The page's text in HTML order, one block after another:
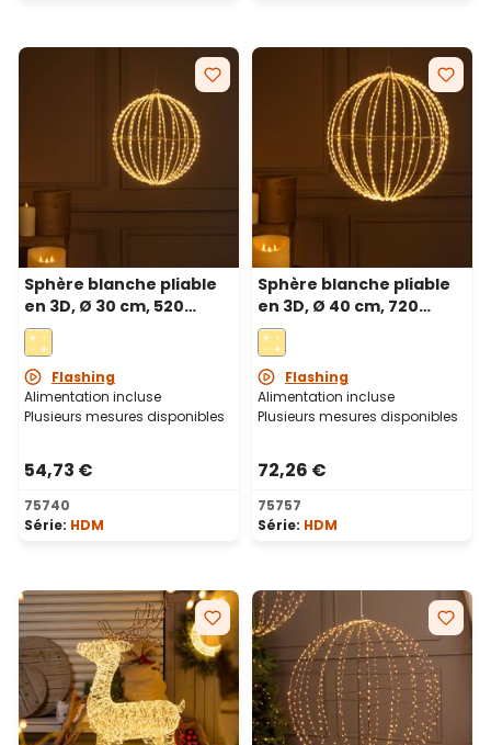
Sphère blanche pliable
en 3D, Ø 30 cm, 520
microled haute densité
blanc chaud et froid,
utilisation en intérieur
Flashing
Alimentation incluse
Plusieurs mesures disponibles
54,73 €
75740
Série: HDM
Sphère blanche pliable
en 3D, Ø 40 cm, 720
microled haute densité
blanc chaud et froid,
utilisation en intérieur
Flashing
Alimentation incluse
Plusieurs mesures disponibles
72,26 €
75757
Série: HDM